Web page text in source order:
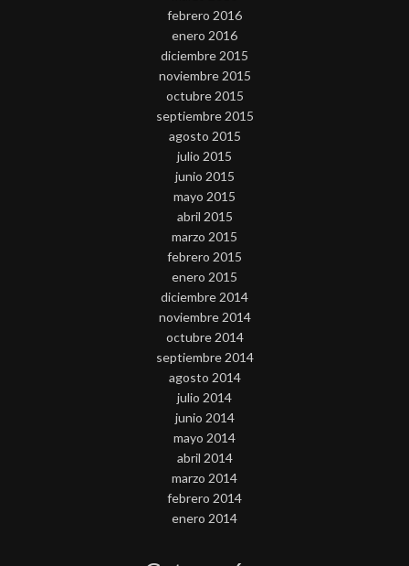
febrero 2016
enero 2016
diciembre 2015
noviembre 2015
octubre 2015
septiembre 2015
agosto 2015
julio 2015
junio 2015
mayo 2015
abril 2015
marzo 2015
febrero 2015
enero 2015
diciembre 2014
noviembre 2014
octubre 2014
septiembre 2014
agosto 2014
julio 2014
junio 2014
mayo 2014
abril 2014
marzo 2014
febrero 2014
enero 2014